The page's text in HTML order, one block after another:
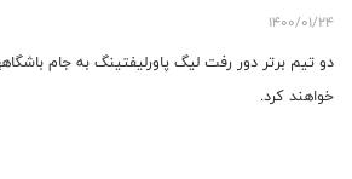
1400/01/24
خواهند کرد.